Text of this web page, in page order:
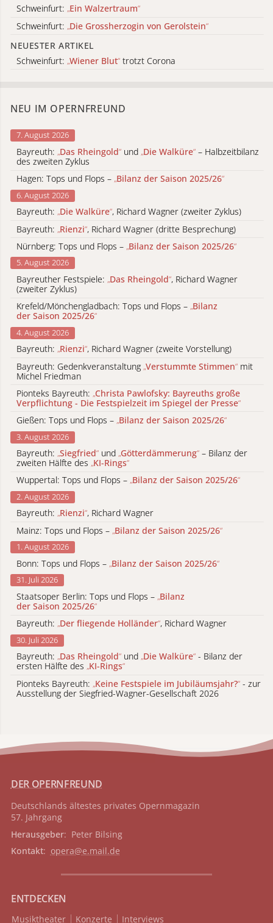
Schweinfurt: „Ein Walzertraum“
Schweinfurt: „Die Grossherzogin von Gerolstein“
NEUESTER ARTIKEL
Schweinfurt: „Wiener Blut“ trotzt Corona
NEU IM OPERNFREUND
7. August 2026
Bayreuth: „Das Rheingold“ und „Die Walküre“ – Halbzeitbilanz
des zweiten Zyklus
Hagen: Tops und Flops – „Bilanz der Saison 2025/26“
6. August 2026
Bayreuth: „Die Walküre“, Richard Wagner (zweiter Zyklus)
Bayreuth: „Rienzi“, Richard Wagner (dritte Besprechung)
Nürnberg: Tops und Flops – „Bilanz der Saison 2025/26“
5. August 2026
Bayreuther Festspiele: „Das Rheingold“, Richard Wagner
(zweiter Zyklus)
Krefeld/Mönchengladbach: Tops und Flops – „Bilanz
der Saison 2025/26“
4. August 2026
Bayreuth: „Rienzi“, Richard Wagner (zweite Vorstellung)
Bayreuth: Gedenkveranstaltung „Verstummte Stimmen“ mit
Michel Friedman
Pionteks Bayreuth: „Christa Pawlofsky: Bayreuths große
Verpflichtung - Die Festspielzeit im Spiegel der Presse“
Gießen: Tops und Flops – „Bilanz der Saison 2025/26“
3. August 2026
Bayreuth: „Siegfried“ und „Götterdämmerung“ – Bilanz der
zweiten Hälfte des „KI-Rings“
Wuppertal: Tops und Flops – „Bilanz der Saison 2025/26“
2. August 2026
Bayreuth: „Rienzi“, Richard Wagner
Mainz: Tops und Flops – „Bilanz der Saison 2025/26“
1. August 2026
Bonn: Tops und Flops – „Bilanz der Saison 2025/26“
31. Juli 2026
Staatsoper Berlin: Tops und Flops – „Bilanz
der Saison 2025/26“
Bayreuth: „Der fliegende Holländer“, Richard Wagner
30. Juli 2026
Bayreuth: „Das Rheingold“ und „Die Walküre“ - Bilanz der
ersten Hälfte des „KI-Rings“
Pionteks Bayreuth: „Keine Festspiele im Jubiläumsjahr?“ - zur
Ausstellung der Siegfried-Wagner-Gesellschaft 2026
DER OPERNFREUND
Deutschlands ältestes privates Opernmagazin
57. Jahrgang
Herausgeber: Peter Bilsing
Kontakt: opera@e.mail.de
ENTDECKEN
Musiktheater Konzerte Interviews